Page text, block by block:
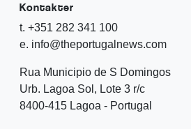
Kontakter
t. +351 282 341 100
e. info@theportugalnews.com
Rua Municipio de S Domingos
Urb. Lagoa Sol, Lote 3 r/c
8400-415 Lagoa - Portugal